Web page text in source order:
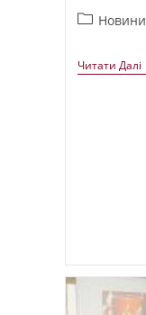
Новини
Читати Далі